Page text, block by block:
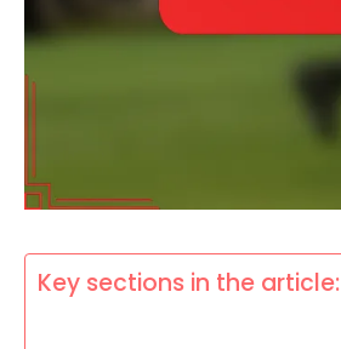
Key sections in the article: